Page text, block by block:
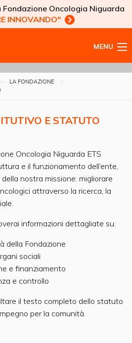
Fondazione Oncologia Niguarda
INNOVANDO"
MENU
LA FONDAZIONE
E STATUTO
Oncologia Niguarda ETS
e il funzionamento dell’ente,
nostra missione: migliorare
attraverso la ricerca, la
informazioni dettagliate su:
della Fondazione
sociali
e finanziamento
e controllo
il testo completo dello statuto
per la comunità.